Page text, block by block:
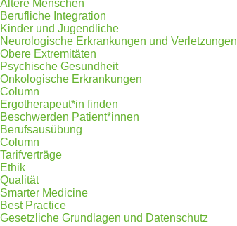
Ältere Menschen
Berufliche Integration
Kinder und Jugendliche
Neurologische Erkrankungen und Verletzungen
Obere Extremitäten
Psychische Gesundheit
Onkologische Erkrankungen
Column
Ergotherapeut*in finden
Beschwerden Patient*innen
Berufsausübung
Column
Tarifverträge
Ethik
Qualität
Smarter Medicine
Best Practice
Gesetzliche Grundlagen und Datenschutz